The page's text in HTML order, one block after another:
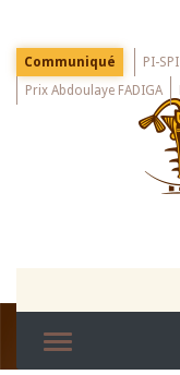
mainMenu
Top
Communiqué PI-SPI
Prix Abdoulaye FADIGA